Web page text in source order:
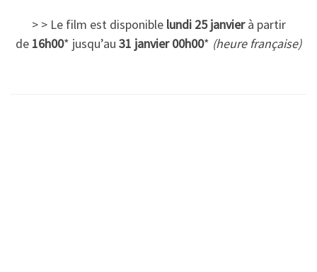
> > Le film est disponible lundi 25 janvierà partir
de 16h00* jusqu’au 31 janvier 00h00* (heure française)